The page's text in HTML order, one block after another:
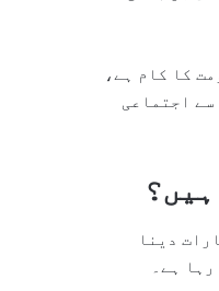
کا کام ہے،
اجتماعی
دینا
ہے۔